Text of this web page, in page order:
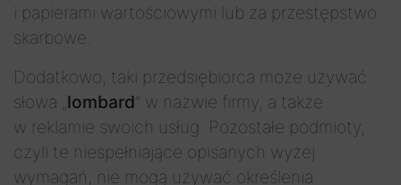
i papierami wartościowymi lub za przestępstwo
skarbowe.
Dodatkowo, taki przedsiębiorca może używać
słowa „lombard” w nazwie firmy, a także
w reklamie swoich usług. Pozostałe podmioty,
czyli te niespełniające opisanych wyżej
wymagań, nie mogą używać określenia